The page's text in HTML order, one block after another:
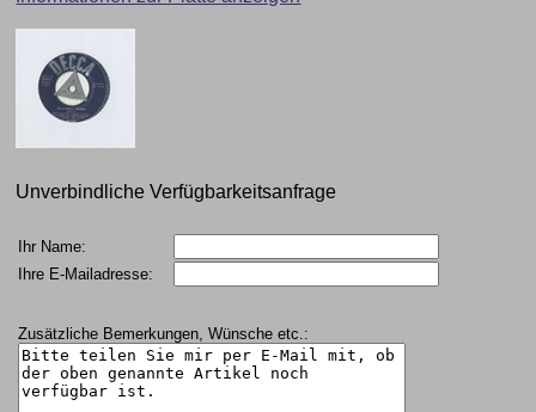
Unverbindliche Verfügbarkeitsanfrage
Ihr Name:
Ihre E-Mailadresse:
Zusätzliche Bemerkungen, Wünsche etc.: